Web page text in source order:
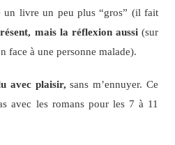
livre un peu plus “gros” (il fait
mais la réflexion aussi(sur
face à une personne malade).
avec plaisir, sans m’ennuyer. Ce
avec les romans pour les 7 à 11